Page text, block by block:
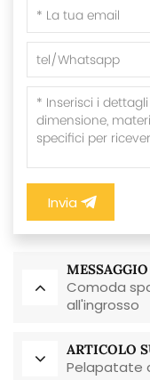
Invia
Comoda
all'ingrosso
ARTICOLO
Pelapatate